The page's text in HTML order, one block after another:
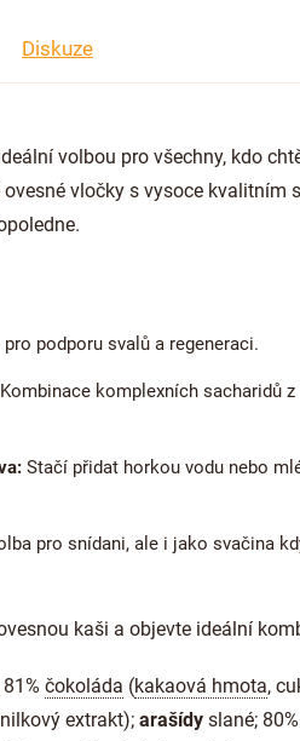
Diskuze
volbou pro všechny, kdo
vločky s vysoce
pro podporu svalů a regeneraci.
Kombinace komplexních sacharidů
Stačí přidat horkou vodu nebo
pro snídani, ale i jako svačina
kaši a objevte ideální
čokoláda (kakaová hmota,
extrakt); arašídy slané;